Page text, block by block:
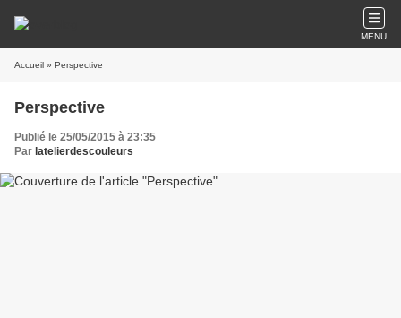
MENU
Accueil » Perspective
Perspective
Publié le 25/05/2015 à 23:35
Par latelierdescouleurs